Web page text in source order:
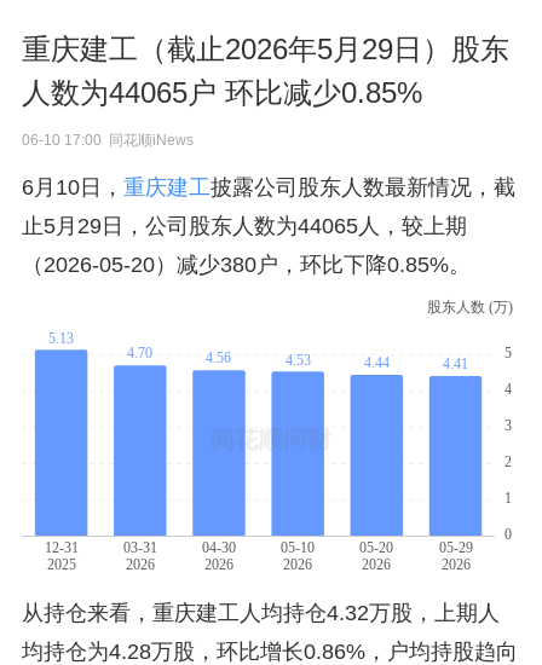
重庆建工（截止2026年5月29日）股东
人数为44065户 环比减少0.85%
06-10 17:00 同花顺iNews
6月10日， 重庆建工披露公司股东人数最新情况，截
止5月29日，公司股东人数为44065人，较上期
（2026-05-20）减少380户，环比下降0.85%。
从持仓来看，重庆建工人均持仓4.32万股，上期人
均持仓为4.28万股，环比增长0.86%，户均持股趋向